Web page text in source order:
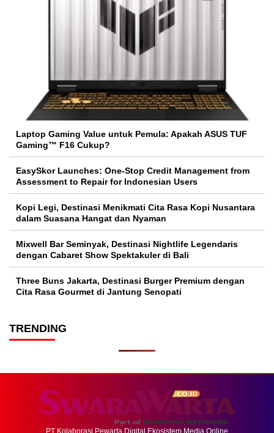
Laptop Gaming Value untuk Pemula: Apakah ASUS TUF
Gaming™ F16 Cukup?
EasySkor Launches: One-Stop Credit Management from
Assessment to Repair for Indonesian Users
Kopi Legi, Destinasi Menikmati Cita Rasa Kopi Nusantara
dalam Suasana Hangat dan Nyaman
Mixwell Bar Seminyak, Destinasi Nightlife Legendaris
dengan Cabaret Show Spektakuler di Bali
Three Buns Jakarta, Destinasi Burger Premium dengan
Cita Rasa Gourmet di Jantung Senopati
TRENDING
PT Kolaborasi Pewarta Digital Ekosistem Media Online